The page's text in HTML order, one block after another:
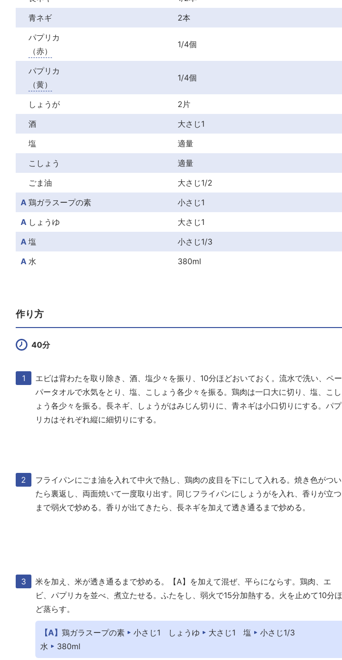
青ネギ
2本
パプリカ
（赤）
1/4個
パプリカ
（黄）
1/4個
しょうが
2片
酒
大さじ1
塩
適量
こしょう
適量
ごま油
大さじ1/2
A 鶏ガラスープの素
小さじ1
A しょうゆ
大さじ1
A 塩
小さじ1/3
A 水 380ml
作り方
40分
エビは背わたを取り除き、酒、塩少々を振り、10分ほどおいておく。流水で洗い、ペー
パータオルで水気をとり、塩、こしょう各少々を振る。鶏肉は一口大に切り、塩、こし
ょう各少々を振る。長ネギ、しょうがはみじん切りに、青ネギは小口切りにする。パプ
リカはそれぞれ縦に細切りにする。
フライパンにごま油を入れて中火で熱し、鶏肉の皮目を下にして入れる。焼き色がつい
たら裏返し、両面焼いて一度取り出す。同じフライパンにしょうがを入れ、香りが立つ
まで弱火で炒める。香りが出てきたら、長ネギを加えて透き通るまで炒める。
米を加え、米が透き通るまで炒める。【A】を加えて混ぜ、平らにならす。鶏肉、エ
ビ、パプリカを並べ、煮立たせる。ふたをし、弱火で15分加熱する。火を止めて10分ほ
ど蒸らす。
【A】 鶏ガラスープの素 小さじ1 しょうゆ 大さじ1 塩
小さじ1/3
水
380ml